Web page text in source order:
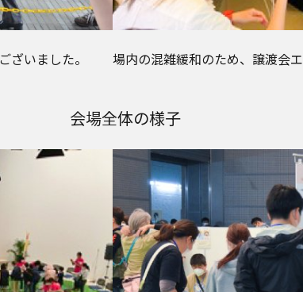
いました。 場内の混雑緩和のため、譲渡会
会場全体の様子